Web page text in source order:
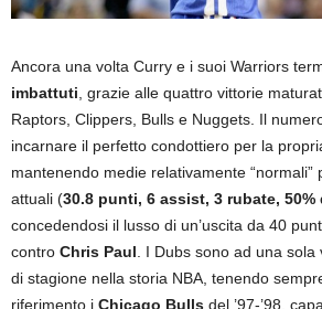
Ancora una volta Curry e i suoi Warriors
imbattuti, grazie alle quattro vittorie
Raptors, Clippers, Bulls e Nuggets. Il
incarnare il perfetto condottiero per la
mantenendo medie relativamente “normali”
attuali (30.8 punti, 6 assist, 3 rubate, 50%
concedendosi il lusso di un’uscita da 40
contro Chris Paul. I Dubs sono ad una
di stagione nella storia NBA, tenendo
riferimento i Chicago Bulls del ’97-’98,